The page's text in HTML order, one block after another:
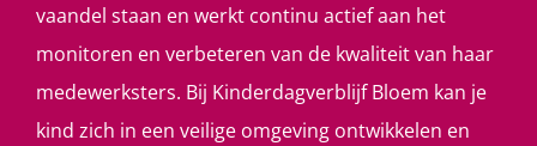
vaandel staan en werkt continu actief aan het
monitoren en verbeteren van de kwaliteit van haar
medewerksters. Bij Kinderdagverblijf Bloem kan je
kind zich in een veilige omgeving ontwikkelen en